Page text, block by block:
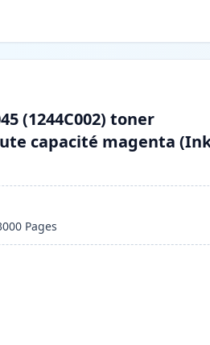
(1244C002) toner
capacité magenta
Pages